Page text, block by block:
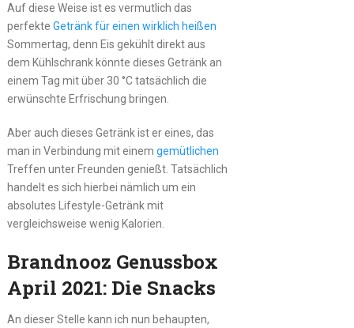
Auf diese Weise ist es vermutlich das
perfekte Getränk für einen wirklich heißen
Sommertag, denn Eis gekühlt direkt aus
dem Kühlschrank könnte dieses Getränk an
einem Tag mit über 30 °C tatsächlich die
erwünschte Erfrischung bringen.
Aber auch dieses Getränk ist er eines, das
man in Verbindung mit einem gemütlichen
Treffen unter Freunden genießt. Tatsächlich
handelt es sich hierbei nämlich um ein
absolutes Lifestyle-Getränk mit
vergleichsweise wenig Kalorien.
Brandnooz Genussbox
April 2021: Die Snacks
An dieser Stelle kann ich nun behaupten,